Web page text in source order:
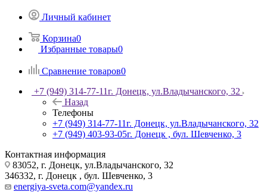
Личный кабинет
Корзина0
Избранные товары0
Сравнение товаров0
+7 (949) 314-77-11г. Донецк, ул.Владычанского, 32
Назад
Телефоны
+7 (949) 314-77-11г. Донецк, ул.Владычанского, 32
+7 (949) 403-93-05г. Донецк , бул. Шевченко, 3
Контактная информация
83052, г. Донецк, ул.Владычанского, 32
346332, г. Донецк , бул. Шевченко, 3
energiya-sveta.com@yandex.ru